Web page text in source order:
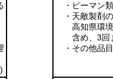
・ピーマン
・天敵製剤
高知県環
含め、3回
・その他品